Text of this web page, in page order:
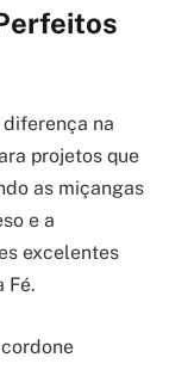
na
projetos que
as miçangas
e a
excelentes
Fé.